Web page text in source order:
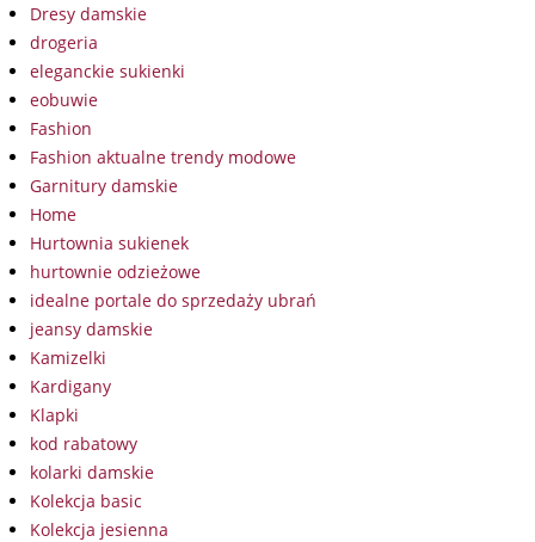
Dresy damskie
drogeria
eleganckie sukienki
eobuwie
Fashion
Fashion aktualne trendy modowe
Garnitury damskie
Home
Hurtownia sukienek
hurtownie odzieżowe
idealne portale do sprzedaży ubrań
jeansy damskie
Kamizelki
Kardigany
Klapki
kod rabatowy
kolarki damskie
Kolekcja basic
Kolekcja jesienna